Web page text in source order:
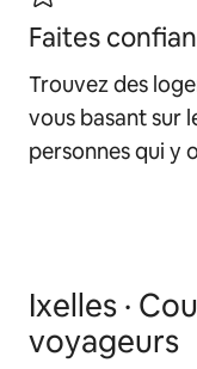
Faites
Trouvez des
vous basant sur
personnes qui y
Ixelles ·
voyageurs